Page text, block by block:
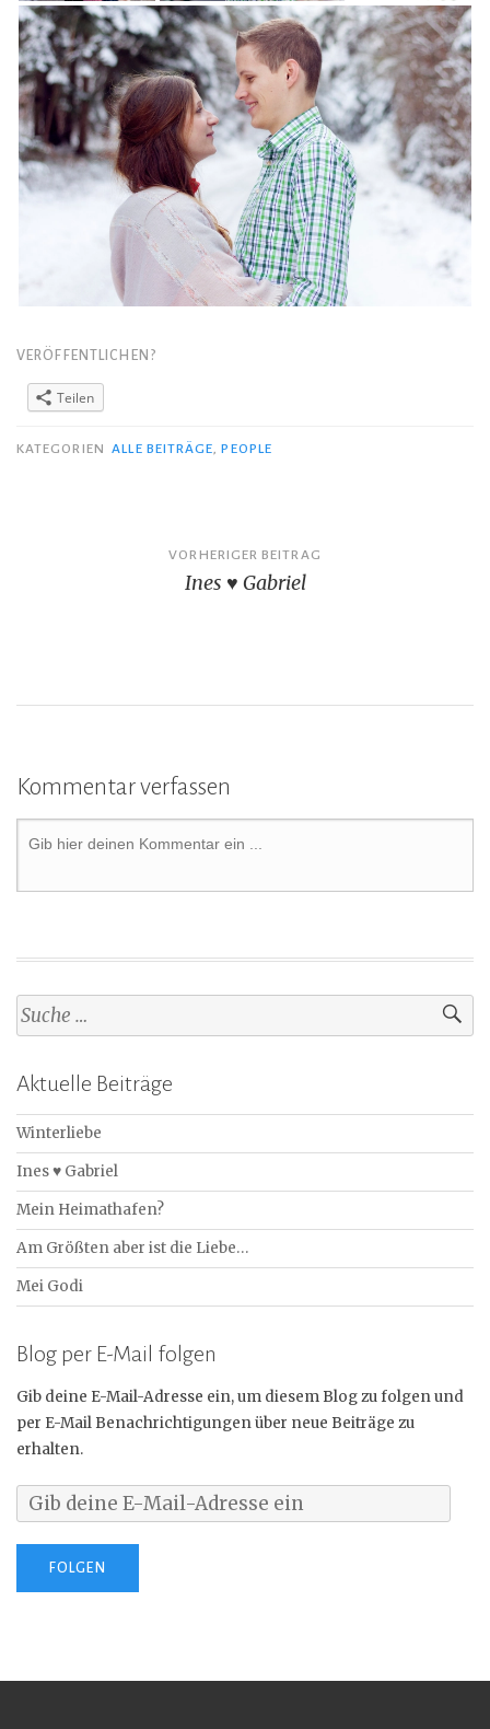
VERÖFFENTLICHEN?
Teilen
KATEGORIEN ALLE BEITRÄGE,PEOPLE
VORHERIGER BEITRAG
Ines ♥ Gabriel
Kommentar verfassen
Aktuelle Beiträge
Winterliebe
Ines ♥ Gabriel
Mein Heimathafen?
Am Größten aber ist die Liebe…
Mei Godi
Blog per E-Mail folgen
Gib deine E-Mail-Adresse ein, um diesem Blog zu folgen und
per E-Mail Benachrichtigungen über neue Beiträge zu
erhalten.
FOLGEN